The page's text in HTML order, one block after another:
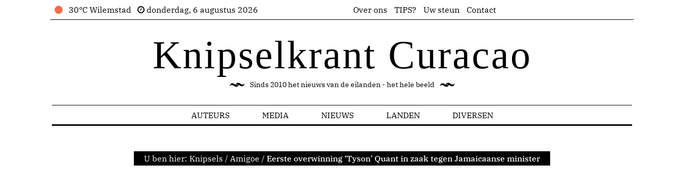
30°C Wilemstad donderdag, 6 augustus 2026 Over ons TIPS? Uw steun Contact
Knipselkrant Curacao
Sinds 2010 het nieuws van de eilanden - het hele beeld
AUTEURS MEDIA NIEUWS LANDEN DIVERSEN
U ben hier: Knipsels / Amigoe / Eerste overwinning ‘Tyson’ Quant in zaak tegen Jamaicaanse minister